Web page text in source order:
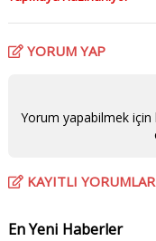
YORUM YAP
Yorum yapabilmek
KAYITLI YORUMLAR
En Yeni Haberler